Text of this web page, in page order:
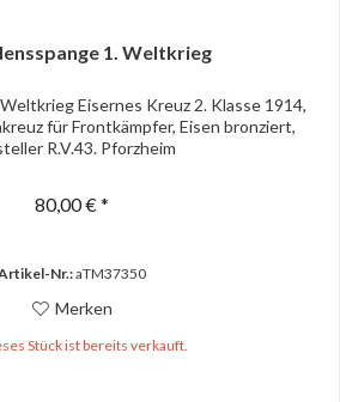
1. Weltkrieg
Eisernes Kreuz 2. Klasse 1914,
für Frontkämpfer, Eisen bronziert,
R.V.43. Pforzheim
80,00 € *
Nr.:aTM37350
Merken
Stück ist bereits verkauft.